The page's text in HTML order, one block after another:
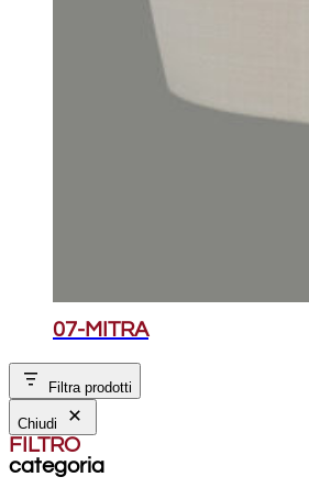
07-MITRA
Filtra prodotti
Chiudi
FILTRO
categoria